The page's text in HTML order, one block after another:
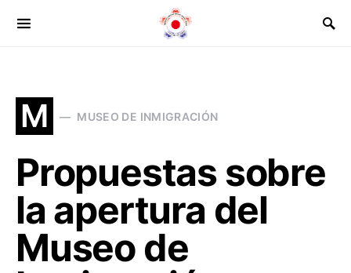
Buscar:
M MUSEO DE INMIGRACIÓN
Propuestas sobre
la apertura del
Museo de